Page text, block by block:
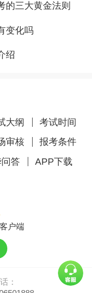
的三大黄金法则
变化吗
绍
大纲
考试时间
审核
报考条件
答 APP下载
户端
：